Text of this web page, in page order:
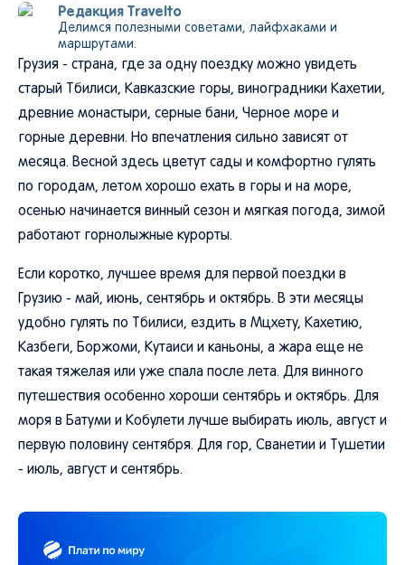
Редакция Travelto
Делимся полезными советами, лайфхаками и
маршрутами.
Грузия - страна, где за одну поездку можно увидеть
старый Тбилиси, Кавказские горы, виноградники Кахетии,
древние монастыри, серные бани, Черное море и
горные деревни. Но впечатления сильно зависят от
месяца. Весной здесь цветут сады и комфортно гулять
по городам, летом хорошо ехать в горы и на море,
осенью начинается винный сезон и мягкая погода, зимой
работают горнолыжные курорты.
Если коротко, лучшее время для первой поездки в
Грузию - май, июнь, сентябрь и октябрь. В эти месяцы
удобно гулять по Тбилиси, ездить в Мцхету, Кахетию,
Казбеги, Боржоми, Кутаиси и каньоны, а жара еще не
такая тяжелая или уже спала после лета. Для винного
путешествия особенно хороши сентябрь и октябрь. Для
моря в Батуми и Кобулети лучше выбирать июль, август и
первую половину сентября. Для гор, Сванетии и Тушетии
- июль, август и сентябрь.